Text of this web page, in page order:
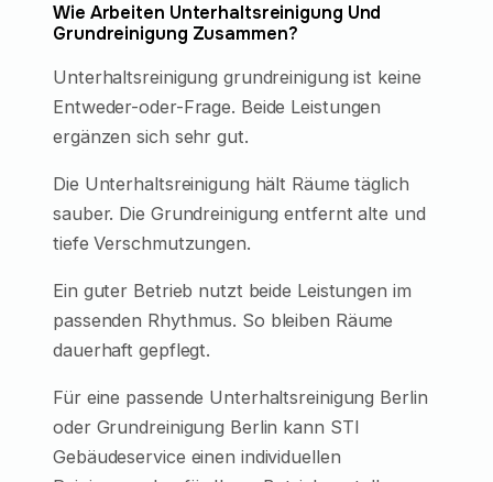
Wie Arbeiten Unterhaltsreinigung Und
Grundreinigung Zusammen?
Unterhaltsreinigung grundreinigung ist keine
Entweder-oder-Frage. Beide Leistungen
ergänzen sich sehr gut.
Die Unterhaltsreinigung hält Räume täglich
sauber. Die Grundreinigung entfernt alte und
tiefe Verschmutzungen.
Ein guter Betrieb nutzt beide Leistungen im
passenden Rhythmus. So bleiben Räume
dauerhaft gepflegt.
Für eine passende Unterhaltsreinigung Berlin
oder Grundreinigung Berlin kann STI
Gebäudeservice einen individuellen